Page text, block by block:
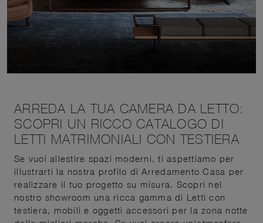
ARREDA LA TUA CAMERA DA LETTO:
SCOPRI UN RICCO CATALOGO DI
LETTI MATRIMONIALI CON TESTIERA
Se vuoi allestire spazi moderni, ti aspettiamo per
illustrarti la nostra profilo di Arredamento Casa per
realizzare il tuo progetto su misura. Scopri nel
nostro showroom una ricca gamma di Letti con
testiera, mobili e oggetti accessori per la zona notte